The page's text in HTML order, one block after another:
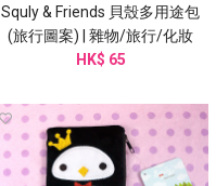
Squly & Friends 貝殼多用途包
(旅行圖案) | 雜物/旅行/化妝
(I006SQB)
HK$ 65